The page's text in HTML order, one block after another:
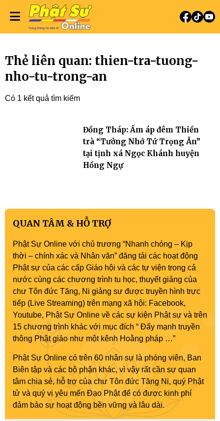
Thẻ liên quan: thien-tra-tuong-
nho-tu-trong-an
Có 1 kết quả tìm kiếm
Đồng Tháp: Ấm áp đêm Thiền
trà “Tưởng Nhớ Tứ Trọng Ân”
tại tịnh xá Ngọc Khánh huyện
Hồng Ngự
QUAN TÂM & HỖ TRỢ
Phật Sự Online với chủ trương “Nhanh chóng – Kịp
thời – chính xác và Nhân văn” đăng tải các hoạt động
Phật sự của các cấp Giáo hội và các tự viện trong cả
nước cùng các chương trình tu học, thuyết giảng của
chư Tôn đức Tăng, Ni giảng sư được truyền hình trực
tiếp (Live Streaming) trên mạng xã hội: Facebook,
Youtube, Phật Sự Online về các sự kiện Phật sự và trên
15 chương trình khác với mục đích “ Đẩy mạnh truyền
thông Phật giáo như một kênh Hoằng pháp …”
Phật Sự Online có trên 60 nhân sự là phóng viên, Ban
Biên tập và các bộ phận khác, vì vậy rất cần sự quan
tâm chia sẻ, hỗ trợ của chư Tôn đức Tăng Ni, quý Phật
tử và quý vị yêu mến Đạo Phật để có được kinh phí
đảm bảo sự hoạt động bền vững và lâu dài.